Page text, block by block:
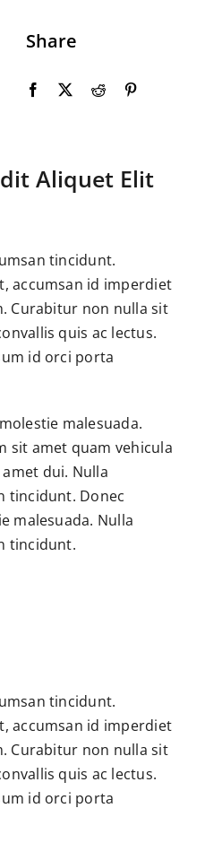
Share
Aliquet Elit
tincidunt.
accumsan id imperdiet
Curabitur non nulla sit
quis ac lectus.
id orci porta
malesuada.
sit amet quam vehicula
dui. Nulla
tincidunt. Donec
malesuada. Nulla
tincidunt.
tincidunt.
accumsan id imperdiet
Curabitur non nulla sit
quis ac lectus.
id orci porta